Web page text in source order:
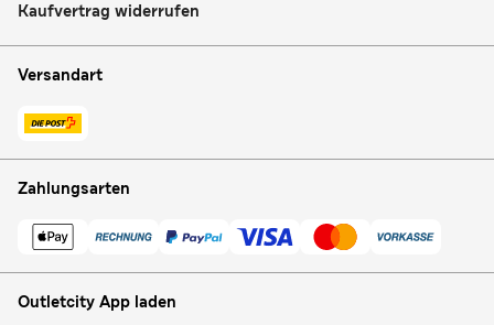
Kaufvertrag widerrufen
Versandart
Zahlungsarten
Outletcity App laden